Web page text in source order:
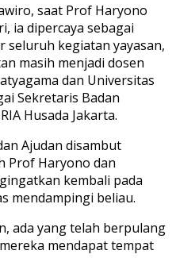
saat Prof Haryono
ia dipercaya sebagai
seluruh kegiatan yayasan,
masih menjadi dosen
dan Universitas
Sekretaris Badan
Husada Jakarta.
Ajudan disambut
Prof Haryono dan
kembali pada
mendampingi beliau.
ada yang telah berpulang
mendapat tempat